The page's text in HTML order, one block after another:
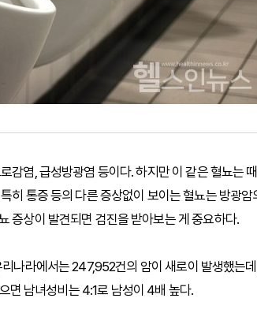
감염, 급성방광염 등이다. 하지만 이 같은 혈뇨는
히 통증 등의 다른 증상없이 보이는 혈뇨는 방광암
증상이 발견되면 검진을 받아보는 게 중요하다.
나라에서는 247,952건의 암이 새로이 발생했는
면 남녀성비는 4:1로 남성이 4배 높다.